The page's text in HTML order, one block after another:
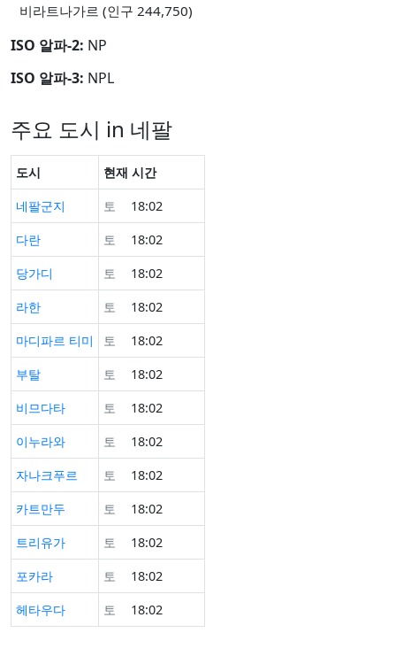
비라트나가르 (인구 244,750)
ISO 알파-2: NP
ISO 알파-3: NPL
주요 도시 in 네팔
도시
현재 시간
네팔군지
토
18:02
다란
토
18:02
당가디
토
18:02
라한
토
18:02
마디파르 티미
토
18:02
부탈
토
18:02
비므다타
토
18:02
이누라와
토
18:02
자나크푸르
토
18:02
카트만두
토
18:02
트리유가
토
18:02
포카라
토
18:02
헤타우다
토 18:02